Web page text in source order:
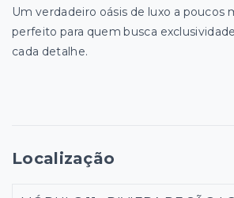
Um verdadeiro oásis de luxo a poucos
perfeito para quem busca
cada detalhe.
Localização